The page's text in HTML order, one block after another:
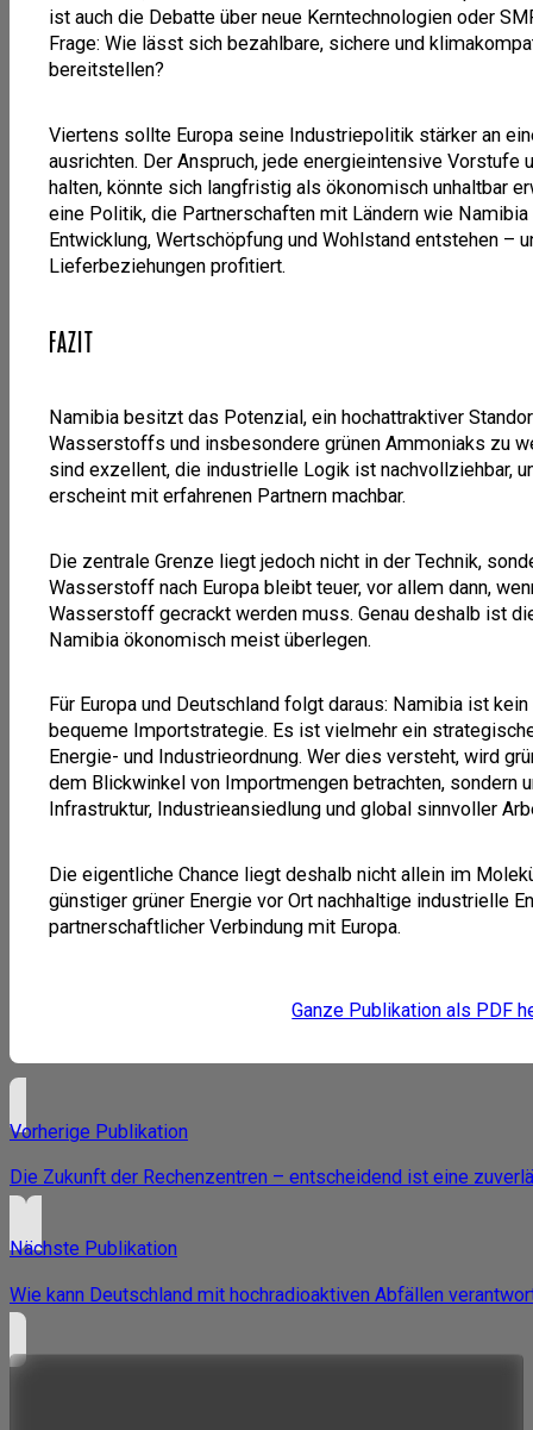
ist auch die Debatte über neue Kerntechnologien oder
Frage: Wie lässt sich bezahlbare, sichere und
bereitstellen?
Viertens sollte Europa seine Industriepolitik stärker an
ausrichten. Der Anspruch, jede energieintensive Vorstufe
halten, könnte sich langfristig als ökonomisch unhaltbar
eine Politik, die Partnerschaften mit Ländern wie
Entwicklung, Wertschöpfung und Wohlstand entstehen –
Lieferbeziehungen profitiert.
FAZIT
Namibia besitzt das Potenzial, ein hochattraktiver
Wasserstoffs und insbesondere grünen Ammoniaks zu
sind exzellent, die industrielle Logik ist nachvollziehbar,
erscheint mit erfahrenen Partnern machbar.
Die zentrale Grenze liegt jedoch nicht in der Technik,
Wasserstoff nach Europa bleibt teuer, vor allem dann,
Wasserstoff gecrackt werden muss. Genau deshalb ist
Namibia ökonomisch meist überlegen.
Für Europa und Deutschland folgt daraus: Namibia ist
bequeme Importstrategie. Es ist vielmehr ein
Energie- und Industrieordnung. Wer dies versteht, wird
dem Blickwinkel von Importmengen betrachten, sondern
Infrastruktur, Industrieansiedlung und global sinnvoller
Die eigentliche Chance liegt deshalb nicht allein im
günstiger grüner Energie vor Ort nachhaltige industrielle
partnerschaftlicher Verbindung mit Europa.
Ganze Publikation als PDF
Vorherige Publikation
Die Zukunft der Rechenzentren – entscheidend ist eine
Nächste Publikation
Wie kann Deutschland mit hochradioaktiven Abfällen